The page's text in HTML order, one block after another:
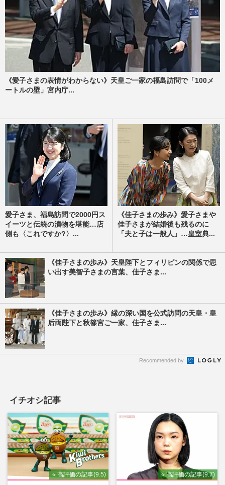
《愛子さまの表情がわからない》天皇ご一家の福島訪問で「100メ
ートルの壁」宮内庁...
愛子さま、福島訪問で2000円ス
イーツと伝統の漬物を堪能…店
側も〈これですか?〉...
《佳子さまの歩み》愛子さまや
佳子さまが結婚後も残るのに
「夫と子は一般人」…皇室典...
《佳子さまの歩み》天皇陛下とフィリピンの関係で思
い出す美智子さまの言葉、佳子さま...
《佳子さまの歩み》縁の深い国を公式訪問の天皇・皇
后両陛下と秋篠宮ご一家、佳子さま...
Recommended by
イチオシ記事
⭐ 高評価の記事(9.5) ⭐ 高評価の記事(9.7)